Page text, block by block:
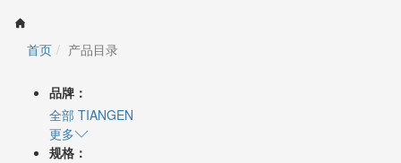
首页 产品目录
品牌：
全部 TIANGEN
更多
规格：